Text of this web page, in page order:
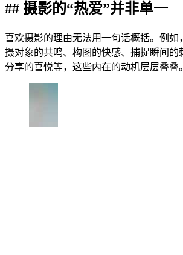
## 摄影的“热爱”并非单一
喜欢摄影的理由无法用一句话概括。例如
摄对象的共鸣、构图的快感、捕捉瞬间的
分享的喜悦等，这些内在的动机层层叠叠。